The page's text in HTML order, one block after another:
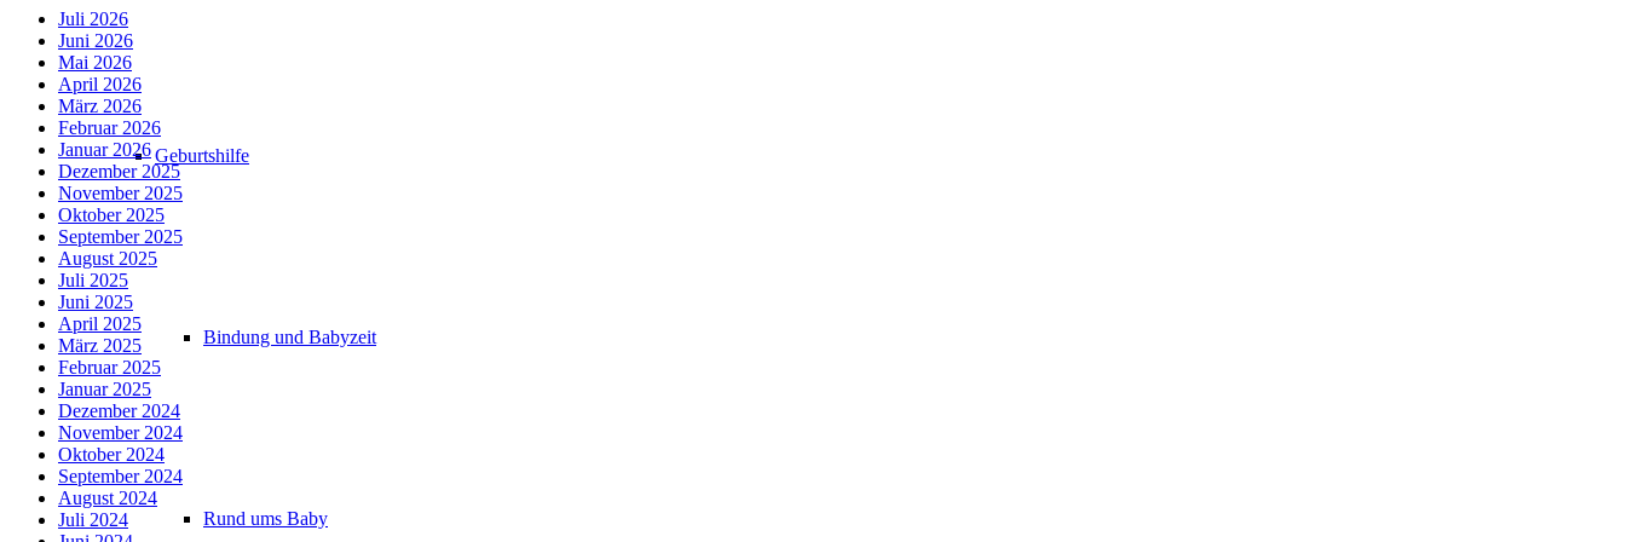
Geburtshilfe
Bindung und Babyzeit
Rund ums Baby
Juli 2026
Juni 2026
Mai 2026
April 2026
März 2026
Februar 2026
Januar 2026
Dezember 2025
November 2025
Oktober 2025
September 2025
August 2025
Juli 2025
Juni 2025
April 2025
März 2025
Februar 2025
Januar 2025
Dezember 2024
November 2024
Oktober 2024
September 2024
August 2024
Juli 2024